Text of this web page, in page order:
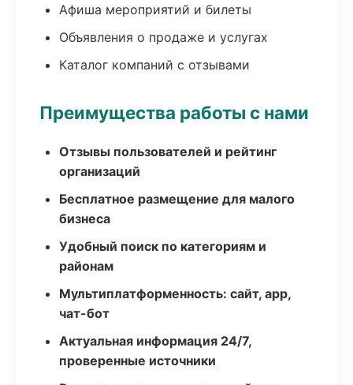
Афиша мероприятий и билеты
Объявления о продаже и услугах
Каталог компаний с отзывами
Преимущества работы с нами
Отзывы пользователей и рейтинг
организаций
Бесплатное размещение для малого
бизнеса
Удобный поиск по категориям и
районам
Мультиплатформенность: сайт, app,
чат-бот
Актуальная информация 24/7,
проверенные источники